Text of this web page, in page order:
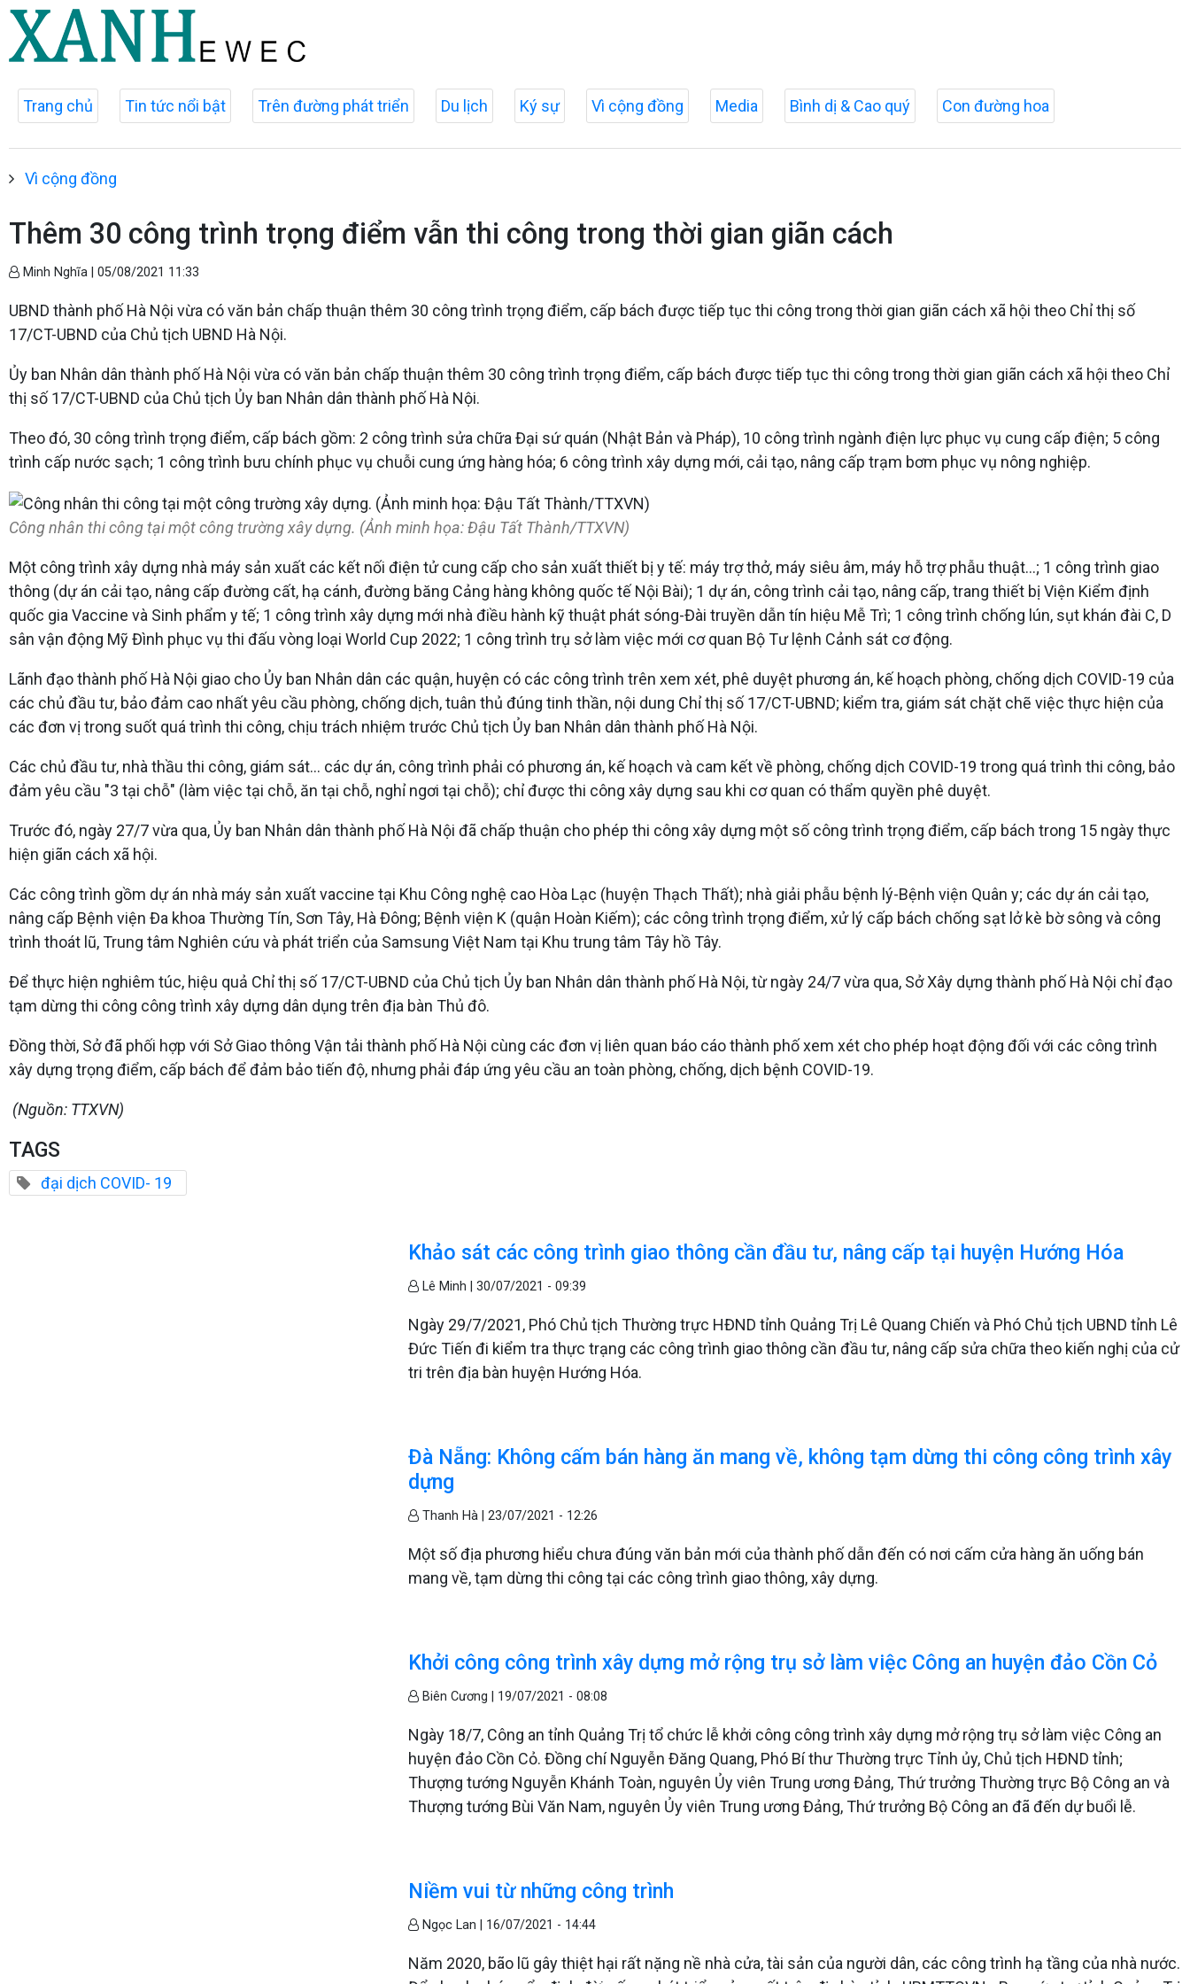
Trang chủ Tin tức nổi bật Trên đường phát triển Du lịch Ký sự Vì cộng đồng Media Bình dị & Cao quý Con đường hoa
Vì cộng đồng
Thêm 30 công trình trọng điểm vẫn thi công trong thời gian giãn cách
Minh Nghĩa | 05/08/2021 11:33
UBND thành phố Hà Nội vừa có văn bản chấp thuận thêm 30 công trình trọng điểm, cấp bách được tiếp tục thi công trong thời gian giãn cách xã hội theo Chỉ thị số
17/CT-UBND của Chủ tịch UBND Hà Nội.
Ủy ban Nhân dân thành phố Hà Nội vừa có văn bản chấp thuận thêm 30 công trình trọng điểm, cấp bách được tiếp tục thi công trong thời gian giãn cách xã hội theo Chỉ
thị số 17/CT-UBND của Chủ tịch Ủy ban Nhân dân thành phố Hà Nội.
Theo đó, 30 công trình trọng điểm, cấp bách gồm: 2 công trình sửa chữa Đại sứ quán (Nhật Bản và Pháp), 10 công trình ngành điện lực phục vụ cung cấp điện; 5 công
trình cấp nước sạch; 1 công trình bưu chính phục vụ chuỗi cung ứng hàng hóa; 6 công trình xây dựng mới, cải tạo, nâng cấp trạm bơm phục vụ nông nghiệp.
Công nhân thi công tại một công trường xây dựng. (Ảnh minh họa: Đậu Tất Thành/TTXVN)
Một công trình xây dựng nhà máy sản xuất các kết nối điện tử cung cấp cho sản xuất thiết bị y tế: máy trợ thở, máy siêu âm, máy hỗ trợ phẫu thuật...; 1 công trình giao
thông (dự án cải tạo, nâng cấp đường cất, hạ cánh, đường băng Cảng hàng không quốc tế Nội Bài); 1 dự án, công trình cải tạo, nâng cấp, trang thiết bị Viện Kiểm định
quốc gia Vaccine và Sinh phẩm y tế; 1 công trình xây dựng mới nhà điều hành kỹ thuật phát sóng-Đài truyền dẫn tín hiệu Mễ Trì; 1 công trình chống lún, sụt khán đài C, D
sân vận động Mỹ Đình phục vụ thi đấu vòng loại World Cup 2022; 1 công trình trụ sở làm việc mới cơ quan Bộ Tư lệnh Cảnh sát cơ động.
Lãnh đạo thành phố Hà Nội giao cho Ủy ban Nhân dân các quận, huyện có các công trình trên xem xét, phê duyệt phương án, kế hoạch phòng, chống dịch COVID-19 của
các chủ đầu tư, bảo đảm cao nhất yêu cầu phòng, chống dịch, tuân thủ đúng tinh thần, nội dung Chỉ thị số 17/CT-UBND; kiểm tra, giám sát chặt chẽ việc thực hiện của
các đơn vị trong suốt quá trình thi công, chịu trách nhiệm trước Chủ tịch Ủy ban Nhân dân thành phố Hà Nội.
Các chủ đầu tư, nhà thầu thi công, giám sát... các dự án, công trình phải có phương án, kế hoạch và cam kết về phòng, chống dịch COVID-19 trong quá trình thi công, bảo
đảm yêu cầu "3 tại chỗ" (làm việc tại chỗ, ăn tại chỗ, nghỉ ngơi tại chỗ); chỉ được thi công xây dựng sau khi cơ quan có thẩm quyền phê duyệt.
Trước đó, ngày 27/7 vừa qua, Ủy ban Nhân dân thành phố Hà Nội đã chấp thuận cho phép thi công xây dựng một số công trình trọng điểm, cấp bách trong 15 ngày thực
hiện giãn cách xã hội.
Các công trình gồm dự án nhà máy sản xuất vaccine tại Khu Công nghệ cao Hòa Lạc (huyện Thạch Thất); nhà giải phẫu bệnh lý-Bệnh viện Quân y; các dự án cải tạo,
nâng cấp Bệnh viện Đa khoa Thường Tín, Sơn Tây, Hà Đông; Bệnh viện K (quận Hoàn Kiếm); các công trình trọng điểm, xử lý cấp bách chống sạt lở kè bờ sông và công
trình thoát lũ, Trung tâm Nghiên cứu và phát triển của Samsung Việt Nam tại Khu trung tâm Tây hồ Tây.
Để thực hiện nghiêm túc, hiệu quả Chỉ thị số 17/CT-UBND của Chủ tịch Ủy ban Nhân dân thành phố Hà Nội, từ ngày 24/7 vừa qua, Sở Xây dựng thành phố Hà Nội chỉ đạo
tạm dừng thi công công trình xây dựng dân dụng trên địa bàn Thủ đô.
Đồng thời, Sở đã phối hợp với Sở Giao thông Vận tải thành phố Hà Nội cùng các đơn vị liên quan báo cáo thành phố xem xét cho phép hoạt động đối với các công trình
xây dựng trọng điểm, cấp bách để đảm bảo tiến độ, nhưng phải đáp ứng yêu cầu an toàn phòng, chống, dịch bệnh COVID-19.
(Nguồn: TTXVN)
TAGS
đại dịch COVID- 19
Khảo sát các công trình giao thông cần đầu tư, nâng cấp tại huyện Hướng Hóa
Lê Minh |30/07/2021 - 09:39
Ngày 29/7/2021, Phó Chủ tịch Thường trực HĐND tỉnh Quảng Trị Lê Quang Chiến và Phó Chủ tịch UBND tỉnh Lê
Đức Tiến đi kiểm tra thực trạng các công trình giao thông cần đầu tư, nâng cấp sửa chữa theo kiến nghị của cử
tri trên địa bàn huyện Hướng Hóa.
Đà Nẵng: Không cấm bán hàng ăn mang về, không tạm dừng thi công công trình xây
dựng
Thanh Hà |23/07/2021 - 12:26
Một số địa phương hiểu chưa đúng văn bản mới của thành phố dẫn đến có nơi cấm cửa hàng ăn uống bán
mang về, tạm dừng thi công tại các công trình giao thông, xây dựng.
Khởi công công trình xây dựng mở rộng trụ sở làm việc Công an huyện đảo Cồn Cỏ
Biên Cương | 19/07/2021 - 08:08
Ngày 18/7, Công an tỉnh Quảng Trị tổ chức lễ khởi công công trình xây dựng mở rộng trụ sở làm việc Công an
huyện đảo Cồn Cỏ. Đồng chí Nguyễn Đăng Quang, Phó Bí thư Thường trực Tỉnh ủy, Chủ tịch HĐND tỉnh;
Thượng tướng Nguyễn Khánh Toàn, nguyên Ủy viên Trung ương Đảng, Thứ trưởng Thường trực Bộ Công an và
Thượng tướng Bùi Văn Nam, nguyên Ủy viên Trung ương Đảng, Thứ trưởng Bộ Công an đã đến dự buổi lễ.
Niềm vui từ những công trình
Ngọc Lan | 16/07/2021 - 14:44
Năm 2020, bão lũ gây thiệt hại rất nặng nề nhà cửa, tài sản của người dân, các công trình hạ tầng của nhà nước.